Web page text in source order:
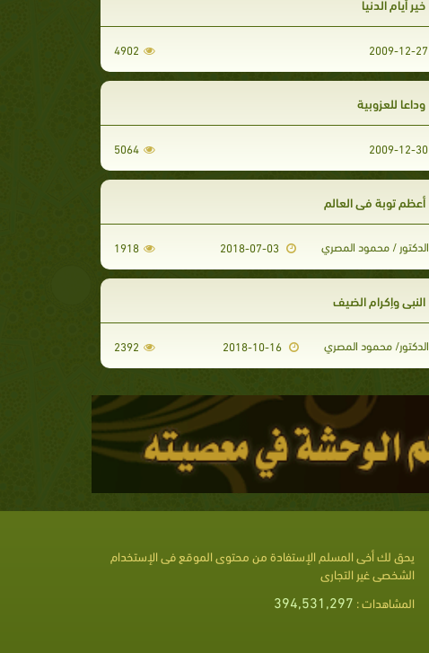
خير أيام الدنيا
4902
وداعا للعزوبية
2009-12-30
5064
أعظم توبة في العالم
الدكتور / محمود المصري 1918
النبي وإكرام الضيف
الدكتور/ محمود المصري 2018-10-16
2392
يحق لك أخى المسلم الإستفادة من محتوى الموقع فى الإستخدام
الشخصى غير التجارى
المشاهدات : 394,531,297